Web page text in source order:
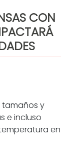
CON
tamaños y
e incluso
en